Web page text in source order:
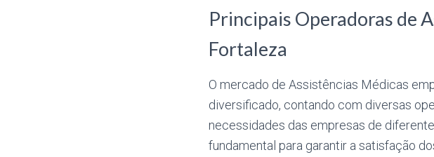
Principais Operadoras de
Fortaleza
O mercado de Assistências Médicas
diversificado, contando com diversas
necessidades das empresas de
fundamental para garantir a satisfação